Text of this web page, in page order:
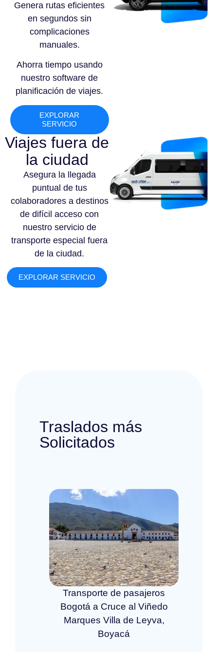
Genera rutas eficientes
en segundos sin
complicaciones
manuales.
Ahorra tiempo usando
nuestro software de
planificación de viajes.
EXPLORAR
SERVICIO
Viajes fuera de
la ciudad
Asegura la llegada
puntual de tus
colaboradores a destinos
de difícil acceso con
nuestro servicio de
transporte especial fuera
de la ciudad.
EXPLORAR SERVICIO
Traslados más
Solicitados
Transporte de pasajeros
Bogotá a Cruce al Viñedo
Marques Villa de Leyva,
Boyacá